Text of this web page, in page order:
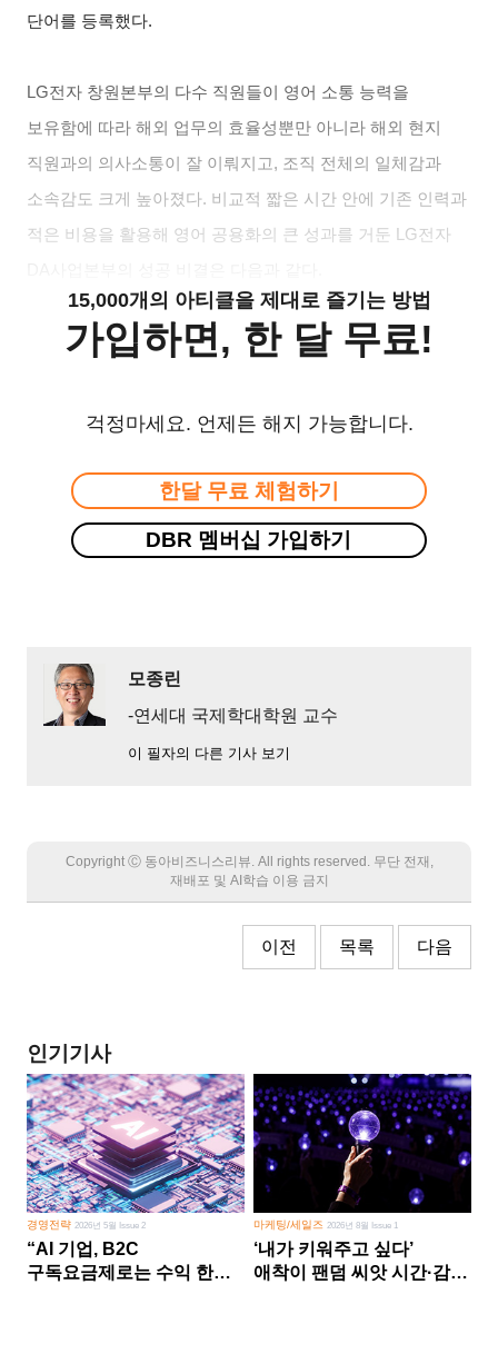
단어를 등록했다.
LG전자 창원본부의 다수 직원들이 영어 소통 능력을
보유함에 따라 해외 업무의 효율성뿐만 아니라 해외 현지
직원과의 의사소통이 잘 이뤄지고, 조직 전체의 일체감과
소속감도 크게 높아졌다. 비교적 짧은 시간 안에 기존 인력과
적은 비용을 활용해 영어 공용화의 큰 성과를 거둔 LG전자
15,000개의 아티클을 제대로 즐기는 방법
가입하면, 한 달 무료!
걱정마세요. 언제든 해지 가능합니다.
한달 무료 체험하기
DBR 멤버십 가입하기
모종린
-연세대 국제학대학원 교수
이 필자의 다른 기사 보기
Copyright Ⓒ 동아비즈니스리뷰. All rights reserved. 무단 전재,
재배포 및 AI학습 이용 금지
이전 목록 다음
인기기사
경영전략2026년 5월 Issue 2
“AI 기업, B2C
구독요금제로는 수익 한계
마케팅/세일즈 2026년 8월 Issue 1
‘내가 키워주고 싶다’
애착이 팬덤 씨앗 시간·감정